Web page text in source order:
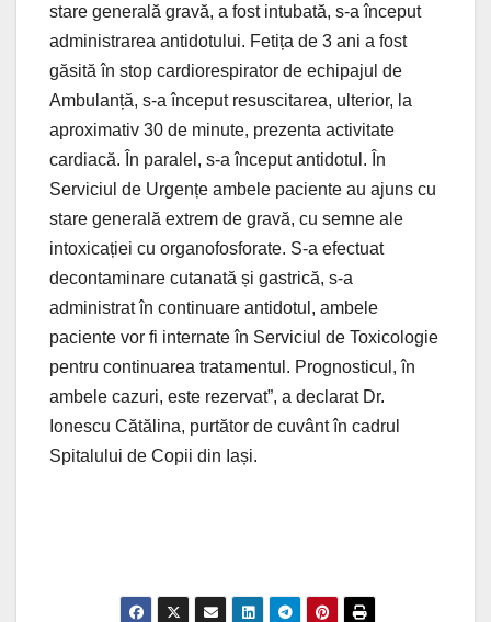
stare generală gravă, a fost intubată, s-a început
administrarea antidotului. Fetița de 3 ani a fost
găsită în stop cardiorespirator de echipajul de
Ambulanță, s-a început resuscitarea, ulterior, la
aproximativ 30 de minute, prezenta activitate
cardiacă. În paralel, s-a început antidotul. În
Serviciul de Urgențe ambele paciente au ajuns cu
stare generală extrem de gravă, cu semne ale
intoxicației cu organofosforate. S-a efectuat
decontaminare cutanată și gastrică, s-a
administrat în continuare antidotul, ambele
paciente vor fi internate în Serviciul de Toxicologie
pentru continuarea tratamentul. Prognosticul, în
ambele cazuri, este rezervat”, a declarat Dr.
Ionescu Cătălina, purtător de cuvânt în cadrul
Spitalului de Copii din Iași.